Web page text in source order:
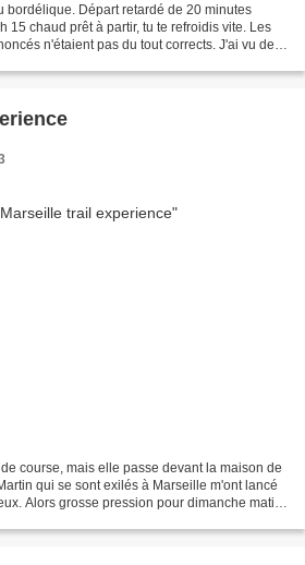
bordélique. Départ retardé de 20 minutes
15 chaud prêt à partir, tu te refroidis vite. Les
n'étaient pas du tout corrects. J'ai vu des
course, mais elle passe devant la maison de
qui se sont exilés à Marseille m'ont lancé
Alors grosse pression pour dimanche matin